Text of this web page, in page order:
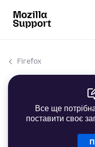
Firefox
Все ще
поставити своє